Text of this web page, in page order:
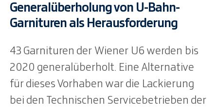
Generalüberholung von U-Bahn-
Garnituren als Herausforderung
43 Garnituren der Wiener U6 werden bis
2020 generalüberholt. Eine Alternative
für dieses Vorhaben war die Lackierung
bei den Technischen Servicebetrieben der